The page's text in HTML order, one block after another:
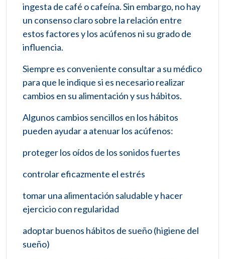
ingesta de café o cafeína. Sin embargo, no hay
un consenso claro sobre la relación entre
estos factores y los acúfenos ni su grado de
influencia.
Siempre es conveniente consultar a su médico
para que le indique si es necesario realizar
cambios en su alimentación y sus hábitos.
Algunos cambios sencillos en los hábitos
pueden ayudar a atenuar los acúfenos:
proteger los oídos de los sonidos fuertes
controlar eficazmente el estrés
tomar una alimentación saludable y hacer
ejercicio con regularidad
adoptar buenos hábitos de sueño (higiene del
sueño)